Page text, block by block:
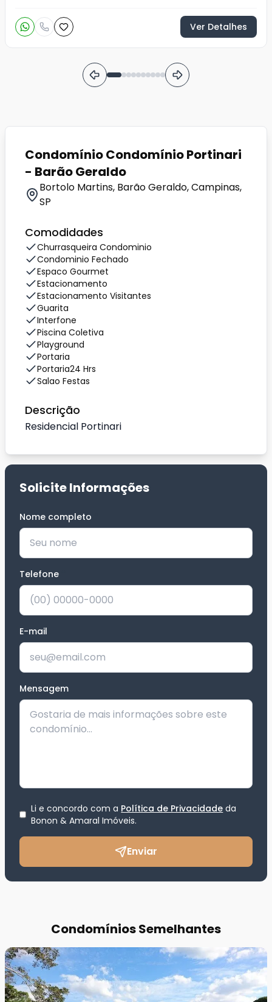
Ver Detalhes
Condomínio Condomínio Portinari
- Barão Geraldo
Bortolo Martins, Barão Geraldo, Campinas,
SP
Comodidades
Churrasqueira Condominio
Condominio Fechado
Espaco Gourmet
Estacionamento
Estacionamento Visitantes
Guarita
Interfone
Piscina Coletiva
Playground
Portaria
Portaria24 Hrs
Salao Festas
Descrição
Residencial Portinari
Solicite Informações
Nome completo
Telefone
E-mail
Mensagem
Li e concordo com a Política de Privacidade da
Bonon & Amaral Imóveis.
Enviar
Condomínios Semelhantes